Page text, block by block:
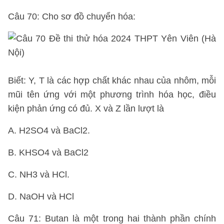
Câu 70: Cho sơ đồ chuyển hóa:
Biết: Y, T là các hợp chất khác nhau của nhôm, mỗi
mũi tên ứng với một phương trình hóa học, điều
kiện phản ứng có đủ. X và Z lần lượt là
A. H2SO4 và BaCl2.
B. KHSO4 và BaCl2
C. NH3 và HCl.
D. NaOH và HCl
Câu 71: Butan là một trong hai thành phần chính